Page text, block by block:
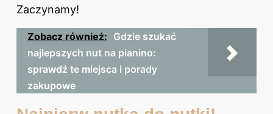
Zaczynamy!
Zobacz również: Gdzie szukać
najlepszych nut na pianino:
sprawdź te miejsca i porady
zakupowe